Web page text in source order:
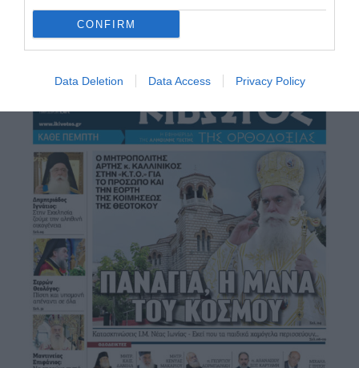
CONFIRM
Data Deletion Data Access Privacy Policy